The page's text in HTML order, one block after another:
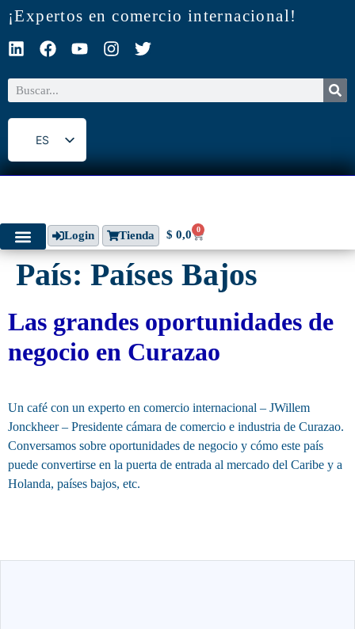
¡Expertos en comercio internacional!
ES
EN
Login Tienda $ 0,0 0
País: Países Bajos
Las grandes oportunidades de
negocio en Curazao
Un café con un experto en comercio internacional – JWillem
Jonckheer – Presidente cámara de comercio e industria de Curazao.
Conversamos sobre oportunidades de negocio y cómo este país
puede convertirse en la puerta de entrada al mercado del Caribe y a
Holanda, países bajos, etc.